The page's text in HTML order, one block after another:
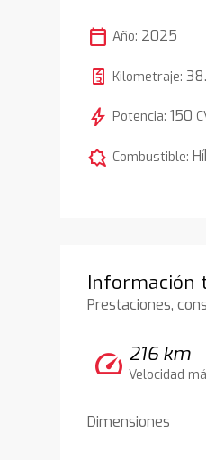
calendar_today Año: 2025
Kilometraje:
bolt Potencia:150
comic_bubble Combustible:
Información
Prestaciones,
speed 216 km
Velocidad
Dimensiones